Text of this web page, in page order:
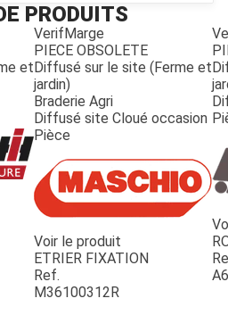
JOUET
VERTS
PRODUITS
et
VerifMarge
PIECE OBSOLETE
Diffusé sur le site (Ferme et
jardin)
Braderie Agri
Diffusé site Cloué occasion
Pièce
Voir le produit
ETRIER FIXATION
Ref.
M36100312R